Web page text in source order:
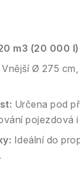
m3 (20 000 l)
Vnější Ø 275
Určena pod
pojezdová
Ideální do